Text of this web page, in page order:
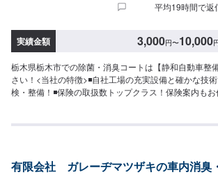
平均19時間で返
実績金額 3,000円〜10,000
栃木県栃木市での除菌・消臭コートは【静和自動車整
さい！<当社の特徴>◾自社工場の充実設備と確かな技
検・整備！◾保険の取扱数トップクラス！保険案内もお
時間があまり取れない…などのご相談もお気軽にどう
となります。納期は前後する場合がございます。予め
有限会社 ガレーヂマツザキの車内消臭